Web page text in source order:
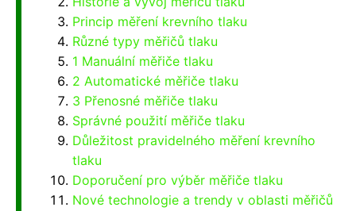
Princip měření krevního tlaku
Různé typy měřičů tlaku
1 Manuální měřiče tlaku
2 Automatické měřiče tlaku
3 Přenosné měřiče tlaku
Správné použití měřiče tlaku
Důležitost pravidelného měření krevního
tlaku
Doporučení pro výběr měřiče tlaku
Nové technologie a trendy v oblasti měřičů